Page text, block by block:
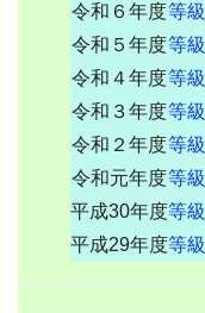
令和６年度等
令和５年度等
令和４年度等
令和３年度等
令和２年度等
令和元年度等
平成30年度等
平成29年度等